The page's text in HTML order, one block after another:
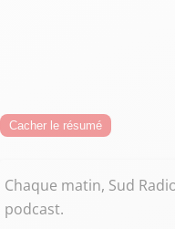
Cacher le résumé
Chaque matin, Sud
podcast.